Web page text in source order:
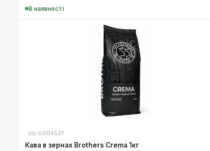
В наявності
00-00114537
Кава в зернах Brothers Crema 1кг